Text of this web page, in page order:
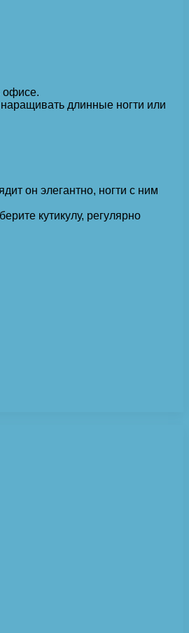
офисе.
длинные ногти или
он элегантно, ногти с ним
кутикулу, регулярно